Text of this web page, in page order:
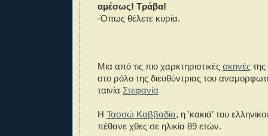
αμέσως! Τράβα!
-Όπως θέλετε κυρία.
Μια από τις πιο χαρκτηριστικές σκηνές
στο ρόλο της διευθύντριας του
ταινία Στεφανία
Η Τασσώ Καββαδία, η 'κακιά' του
πέθανε χθες σε ηλικία 89 ετών.